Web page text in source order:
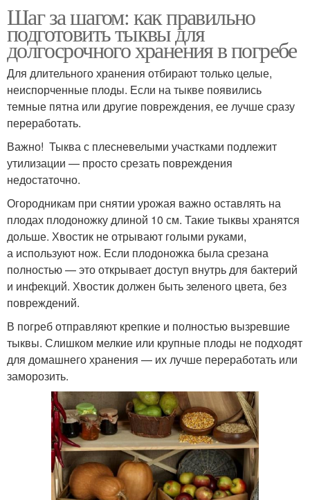
Шаг за шагом: как правильно
подготовить тыквы для
долгосрочного хранения в погребе
Для длительного хранения отбирают только целые,
неиспорченные плоды. Если на тыкве появились
темные пятна или другие повреждения, ее лучше сразу
переработать.
Важно! Тыква с плесневелыми участками подлежит
утилизации — просто срезать повреждения
недостаточно.
Огородникам при снятии урожая важно оставлять на
плодах плодоножку длиной 10 см. Такие тыквы хранятся
дольше. Хвостик не отрывают голыми руками,
а используют нож. Если плодоножка была срезана
полностью — это открывает доступ внутрь для бактерий
и инфекций. Хвостик должен быть зеленого цвета, без
повреждений.
В погреб отправляют крепкие и полностью вызревшие
тыквы. Слишком мелкие или крупные плоды не подходят
для домашнего хранения — их лучше переработать или
заморозить.